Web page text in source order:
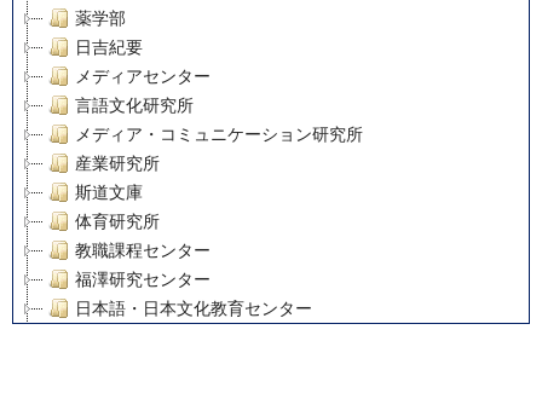
薬学部
日吉紀要
メディアセンター
言語文化研究所
メディア・コミュニケーション研究所
産業研究所
斯道文庫
体育研究所
教職課程センター
福澤研究センター
日本語・日本文化教育センター